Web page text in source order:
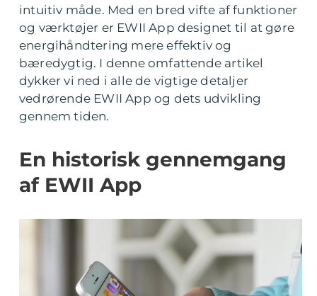
intuitiv måde. Med en bred vifte af funktioner
og værktøjer er EWII App designet til at gøre
energihåndtering mere effektiv og
bæredygtig. I denne omfattende artikel
dykker vi ned i alle de vigtige detaljer
vedrørende EWII App og dets udvikling
gennem tiden.
En historisk gennemgang
af EWII App